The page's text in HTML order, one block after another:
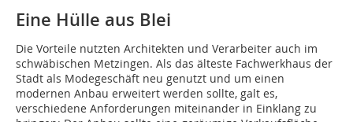
Eine Hülle aus Blei
Die Vorteile nutzten Architekten und Verarbeiter auch im
schwäbischen Metzingen. Als das älteste Fachwerkhaus der
Stadt als Modegeschäft neu genutzt und um einen
modernen Anbau erweitert werden sollte, galt es,
verschiedene Anforderungen miteinander in Einklang zu